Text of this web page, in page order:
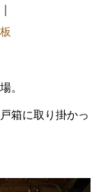
。
箱に取り掛かっ